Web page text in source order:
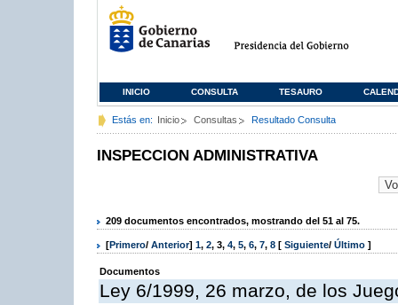
INICIO CONSULTA TESAURO
Estás en: Inicio Consultas Resultado Consulta
INSPECCION ADMINISTRATIVA
209 documentos encontrados, mostrando del 51 al 75.
[Primero/ Anterior] 1, 2, 3, 4, 5, 6, 7, 8 [ Siguiente/ Último ]
Documentos
Ley 6/1999, 26 marzo, de los